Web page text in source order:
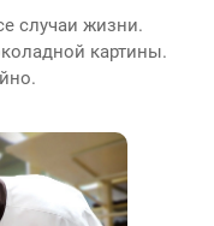
случаи жизни.
картины.